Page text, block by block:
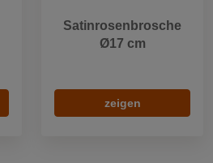
Satinrosenbrosche
Ø17 cm
zeigen